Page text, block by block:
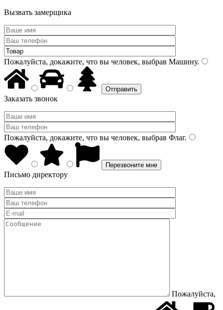
Вызвать замерщика
Пожалуйста, докажите, что вы человек, выбрав Машину.
Заказать звонок
Пожалуйста, докажите, что вы человек, выбрав Флаг.
Письмо директору
Пожалуйста,